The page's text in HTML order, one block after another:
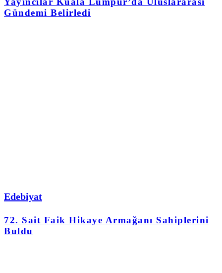
Gündemi Belirledi
Edebiyat
72. Sait Faik Hikaye Armağanı Sahiplerini
Buldu